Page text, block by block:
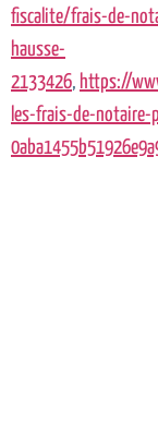
fiscalite/frais-de-
hausse-
2133426, https://
les-frais-de-notaire-